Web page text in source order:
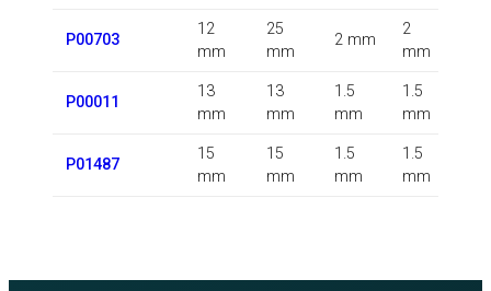
P00703
12
mm
25
mm
2 mm
2
mm
P00011
13
mm
13
mm
1.5
mm
1.5
mm
P01487
15
mm
15
mm
1.5
mm
1.5
mm